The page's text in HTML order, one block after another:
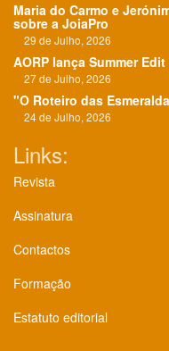
Maria do Carmo e
sobre a JoiaPro
29 de Julho, 2026
AORP lança Summer Edit
27 de Julho, 2026
"O Roteiro das
24 de Julho, 2026
Links:
Revista
Assinatura
Contactos
Formação
Estatuto editorial